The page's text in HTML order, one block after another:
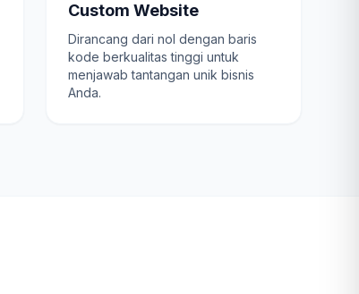
Custom Website
Dirancang dari nol dengan baris
kode berkualitas tinggi untuk
menjawab tantangan unik bisnis
Anda.